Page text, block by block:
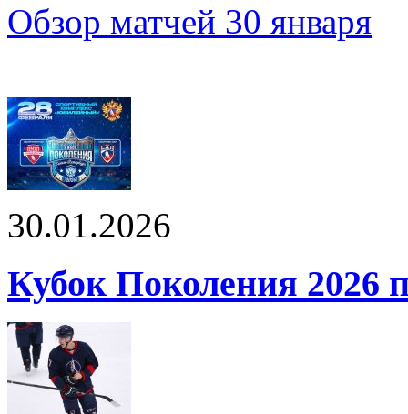
Обзор матчей 30 января
30.01.2026
Кубок Поколения 2026